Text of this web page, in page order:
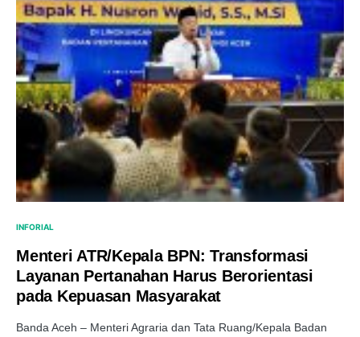
INFORIAL
Menteri ATR/Kepala BPN: Transformasi
Layanan Pertanahan Harus Berorientasi
pada Kepuasan Masyarakat
Banda Aceh – Menteri Agraria dan Tata Ruang/Kepala Badan